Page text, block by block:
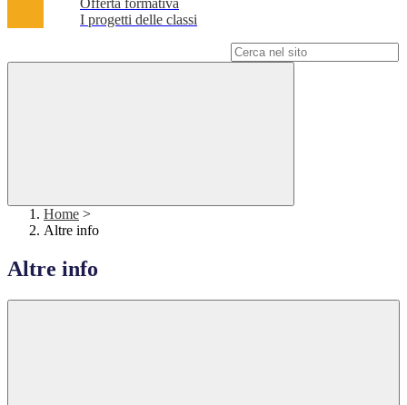
Offerta formativa
I progetti delle classi
Home >
Altre info
Altre info